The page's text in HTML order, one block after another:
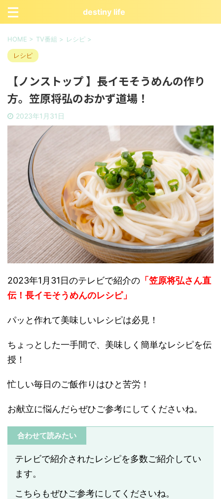
destiny life
HOME > TV番組 > レシピ >
レシピ
【ノンストップ 】長イモそうめんの作り
方。笠原将弘のおかず道場！
2023年1月31日
2023年1月31日のテレビで紹介の 「笠原将弘さん直
伝！長イモそうめんのレシピ」
パッと作れて美味しいレシピは必見！
ちょっとした一手間で、美味しく簡単なレシピを伝
授！
忙しい毎日のご飯作りはひと苦労！
お献立に悩んだらぜひご参考にしてくださいね。
合わせて読みたい
テレビで紹介されたレシピを多数ご紹介してい
ます。
こちらもぜひご参考にしてくださいね。